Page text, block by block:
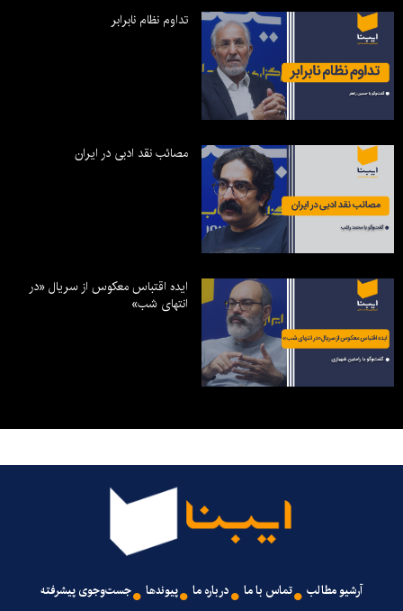
تداوم نظام نابرابر
مصائب نقد ادبی در ایران
ایده اقتباس معکوس از سریال «در
انتهای شب»
آرشیو مطالب تماس با ما درباره ما پیوندها جست‌وجوی پیشرفته